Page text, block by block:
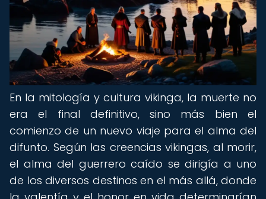
En la mitología y cultura vikinga, la muerte no
era el final definitivo, sino más bien el
comienzo de un nuevo viaje para el alma del
difunto. Según las creencias vikingas, al morir,
el alma del guerrero caído se dirigía a uno
de los diversos destinos en el más allá, donde